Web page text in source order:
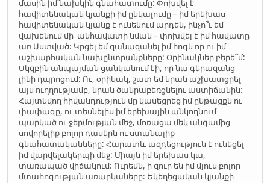
մասին իմ նախկին գնահատումը: Փոխվել է
հավիտենական կյանքի իմ ընկալումը – իմ երեխաս
հավիտենական կյանք է ունենում արդեն, ինչո՞ւ եմ
վախենում մի անհավատի նման – փոխվել է իմ հավատը
առ Աստված: Կրցել եմ զանազանել իմ հոգևոր ու իմ
աշխարհական նախընտրանքները: Օրինակներ բերե՞մ:
Սկզբին անպայման ցանկանում էի, որ նա գերազանց
լինի դպրոցում: Ու, օրինակ, շատ եմ նրան աշխատցրել
այս ուղղությամբ, նրան ծանրաբեռցնելու աստիճանին:
Հայտնվող հիվանդություն մը կասեցրեց իմ ընթացքն ու
փափագը, ու տեսնելիս իմ երեխային անկողնում
պարկած ու ջերմության մեջ, մոռացա մեկ անգամից
սովորելիք բոլոր դասերն ու ստանալիք
գնահատականները: Հարատև ազդեցություն է ունեցել
իմ վարվելակերպի մեջ: Միայն իմ երեխաս կա,
տառապած վիճակում: Ուրեմն, ի զուր են իմ մյուս բոլոր
մտահոգության առարկաները: Եկեղեցական կյանքի